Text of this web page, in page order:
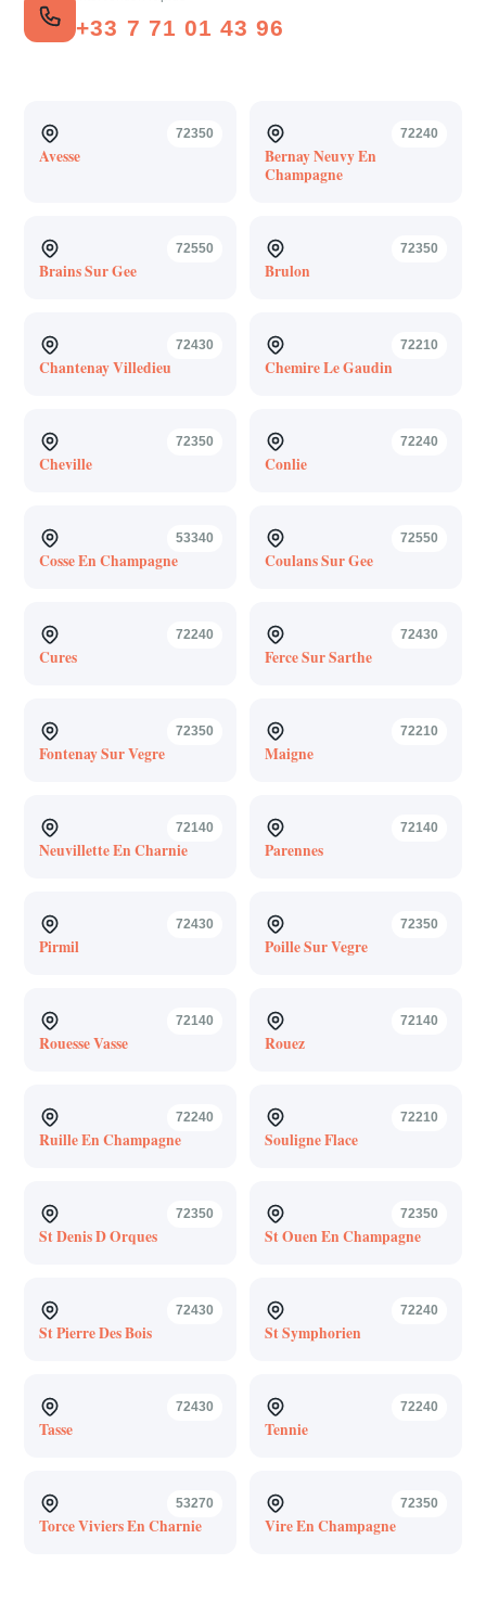
+33 7 71 01 43 96
72350
Avesse
72240
Bernay Neuvy En
Champagne
72550
Brains Sur Gee
72350
Brulon
72430
Chantenay Villedieu
72210
Chemire Le Gaudin
72350
Cheville
72240
Conlie
53340
Cosse En Champagne
72550
Coulans Sur Gee
72240
Cures
72430
Ferce Sur Sarthe
72350
Fontenay Sur Vegre
72210
Maigne
72140
Neuvillette En Charnie
72140
Parennes
72430
Pirmil
72350
Poille Sur Vegre
72140
Rouesse Vasse
72140
Rouez
72240
Ruille En Champagne
72210
Souligne Flace
72350
St Denis D Orques
72350
St Ouen En Champagne
72430
St Pierre Des Bois
72240
St Symphorien
72430
Tasse
72240
Tennie
53270
Torce Viviers En Charnie
72350
Vire En Champagne